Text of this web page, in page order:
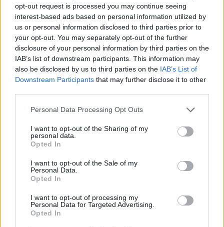
opt-out request is processed you may continue seeing
interest-based ads based on personal information utilized by
us or personal information disclosed to third parties prior to
your opt-out. You may separately opt-out of the further
disclosure of your personal information by third parties on the
IAB’s list of downstream participants. This information may
also be disclosed by us to third parties on the IAB’s List of
Downstream Participants that may further disclose it to other
Personal Data Processing Opt Outs
I want to opt-out of the Sharing of my
personal data.
Opted In
I want to opt-out of the Sale of my
Personal Data.
Opted In
I want to opt-out of processing my
Personal Data for Targeted Advertising.
Opted In
Ακολουθήστε το E-Radio.gr στοGoogle News
και μάθετε πρώτοιτα πιο hot νέα .
Για ακόμη περισσότερανέα, μπείτε στηνροή
ειδήσεωντου E-Daily.gr
Ακολουθήστε το E-Radio.gr και στο Instagram